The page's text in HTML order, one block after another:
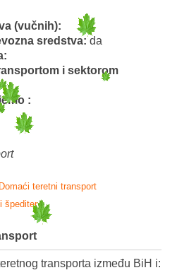
(vučnih):
sredstva:da
i sektorom
:
Domaći teretni transport
špediter
transporta između BiH i: